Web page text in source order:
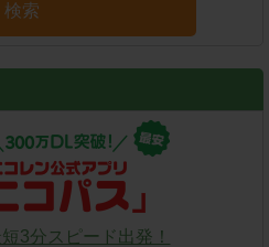
検索
3分スピード出発！